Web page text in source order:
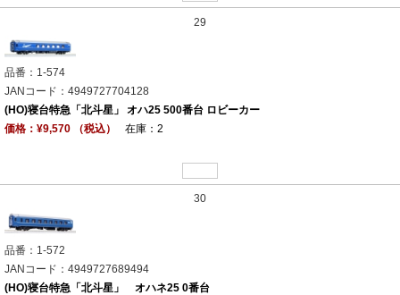
29
品番：1-574
JANコード：4949727704128
(HO)寝台特急「北斗星」 オハ25 500番台 ロビーカー
価格：¥9,570 （税込）
在庫：2
30
品番：1-572
JANコード：4949727689494
(HO)寝台特急「北斗星」 オハネ25 0番台